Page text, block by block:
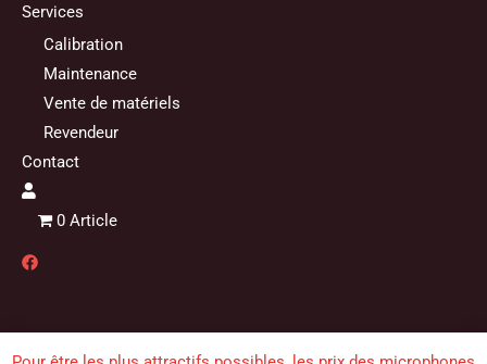
Services
Calibration
Maintenance
Vente de matériels
Revendeur
Contact
0 Article